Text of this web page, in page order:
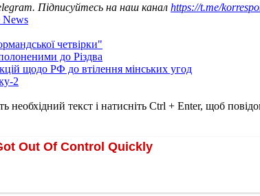
Підписуйтесь на наш канал https://t.me/
News
четвірки"
до Різдва
щодо РФ до втілення мінських угод
2
необхідний текст і натисніть Ctrl + Enter, щоб